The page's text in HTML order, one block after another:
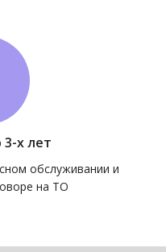
3-х лет
обслуживании и
на ТО